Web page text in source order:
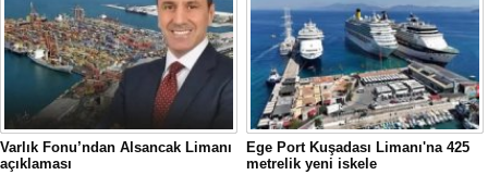
Varlık Fonu’ndan Alsancak Limanı
açıklaması
Ege Port Kuşadası Limanı'na 425
metrelik yeni iskele